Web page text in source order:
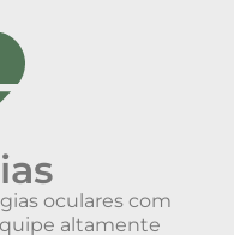
oculares com
altamente